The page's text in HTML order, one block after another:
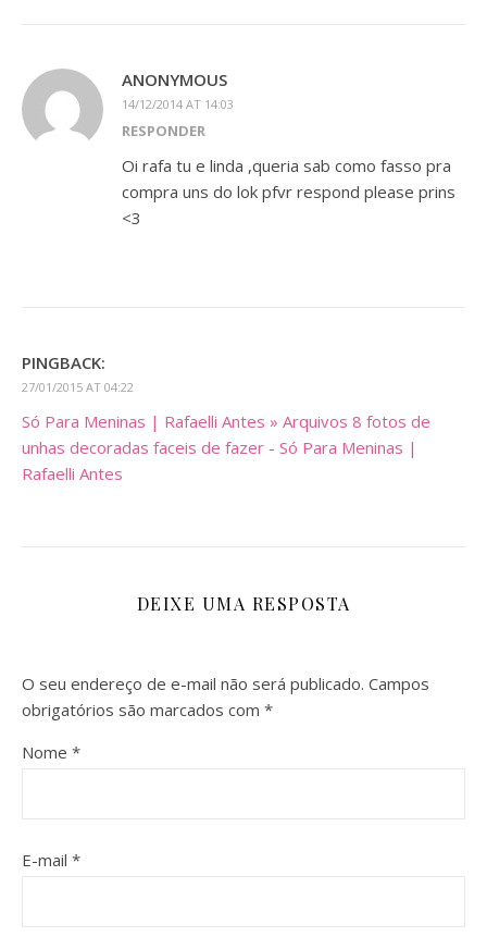
ANONYMOUS
14/12/2014 AT 14:03
RESPONDER
Oi rafa tu e linda ,queria sab como fasso pra
compra uns do lok pfvr respond please prins
<3
PINGBACK:
27/01/2015 AT 04:22
Só Para Meninas | Rafaelli Antes » Arquivos 8 fotos de
unhas decoradas faceis de fazer - Só Para Meninas |
Rafaelli Antes
DEIXE UMA RESPOSTA
O seu endereço de e-mail não será publicado. Campos
obrigatórios são marcados com *
Nome *
E-mail *